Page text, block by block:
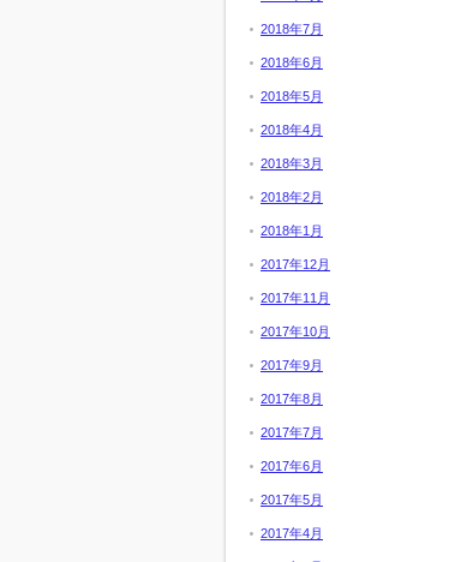
2018年7月
2018年6月
2018年5月
2018年4月
2018年3月
2018年2月
2018年1月
2017年12月
2017年11月
2017年10月
2017年9月
2017年8月
2017年7月
2017年6月
2017年5月
2017年4月